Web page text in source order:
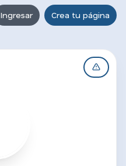
Ingresar Crea tu página